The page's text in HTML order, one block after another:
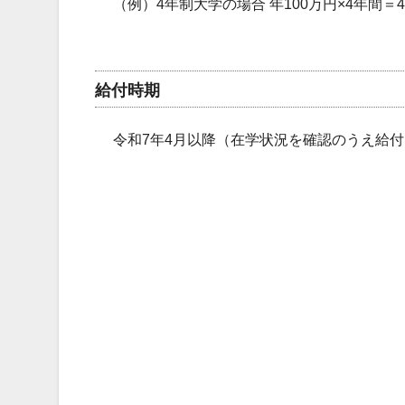
（例）4年制大学の場合 年100万円×4年間＝
給付時期
令和7年4月以降（在学状況を確認のうえ給付